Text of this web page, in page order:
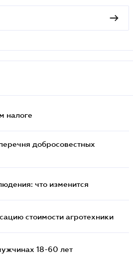
налоге
добросовестных
что изменится
стоимости агротехники
18-60 лет